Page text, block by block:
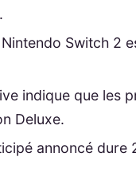
Switch 2
indique que les
Deluxe.
annoncé